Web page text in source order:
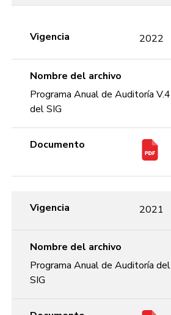
Vigencia 2022
Nombre del archivo
Programa Anual de Auditoría V.4
del SIG
Documento
Vigencia 2021
Nombre del archivo
Programa Anual de Auditoría del
SIG